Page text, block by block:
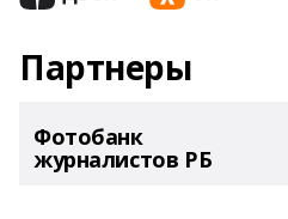
Партнеры
Фотобанк
журналистов РБ